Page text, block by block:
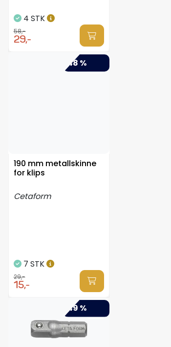
4 STK
58,-
29,-
-48 %
190 mm metallskinne
for klips
Cetaform
7 STK
29,-
15,-
-49 %